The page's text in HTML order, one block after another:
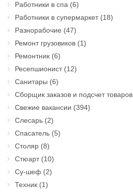
Работники в спа (6)
Работники в супермаркет(18)
Разнорабочие (47)
Ремонт грузовиков (1)
Ремонтник (6)
Ресепшионист(12)
Санитары (6)
Сборщик заказов и подсчет товаров
Свежие вакансии (394)
Слесарь (2)
Спасатель (5)
Столяр (8)
Стюарт(10)
Су-шеф (2)
Техник (1)